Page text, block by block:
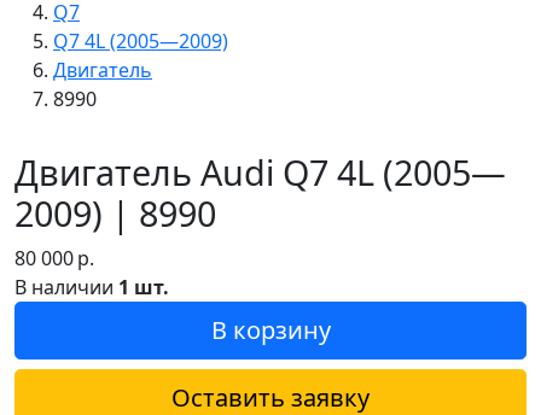
Q7
Q7 4L (2005—2009)
Двигатель
8990
Двигатель Audi Q7 4L (2005—
2009) | 8990
80 000р.
В наличии 1 шт.
В корзину
Оставить заявку